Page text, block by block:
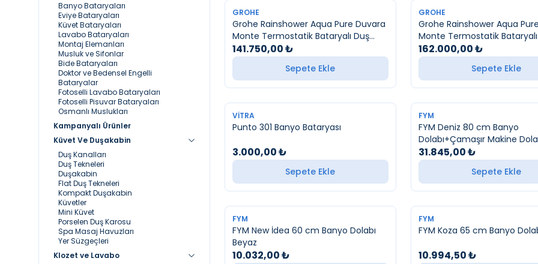
Banyo Bataryaları
Eviye Bataryaları
Küvet Bataryaları
Lavabo Bataryaları
Montaj Elemanları
Musluk ve Sifonlar
Bide Bataryaları
Doktor ve Bedensel Engelli
Bataryalar
Fotoselli Lavabo Bataryaları
Fotoselli Pisuvar Bataryaları
Osmanlı Muslukları
Kampanyalı Ürünler
Küvet Ve Duşakabin
Duş Kanalları
Duş Tekneleri
Duşakabin
Flat Duş Tekneleri
Kompakt Duşakabin
Küvetler
Mini Küvet
Porselen Duş Karosu
Spa Masaj Havuzları
Yer Süzgeçleri
Klozet ve Lavabo
YENI
GROHE
Grohe Rainshower Aqua Pure Duvara
Monte Termostatik Bataryalı Duş
Sistemi Mat Siyah
141.750,00₺
Sepete Ekle
YENI
GROHE
Grohe Rainshower Aqua
Monte Termostatik
Sistemi Bakır
162.000,00₺
Sepete Ekle
YENI
VITRA
Punto 301 Banyo Bataryası
3.000,00₺
Sepete Ekle
YENI
FYM
FYM Deniz 80 cm Banyo
Dolabı+Çamaşır Makine
31.845,00₺
Sepete Ekle
FYM
FYM New İdea 60 cm Banyo Dolabı
Beyaz
10.032,00₺
FYM
FYM Koza 65 cm Banyo
10.994,50₺